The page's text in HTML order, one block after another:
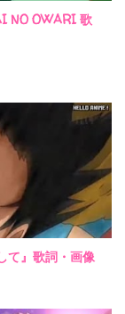
NO OWARI 歌
て』歌詞・画像